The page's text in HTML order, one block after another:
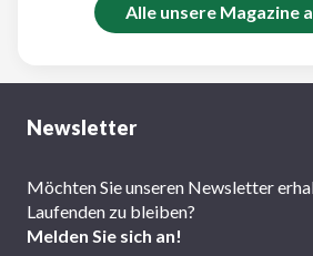
Alle unsere Magazine
Newsletter
Möchten Sie unseren Newsletter
Laufenden zu bleiben?
Melden Sie sich an!